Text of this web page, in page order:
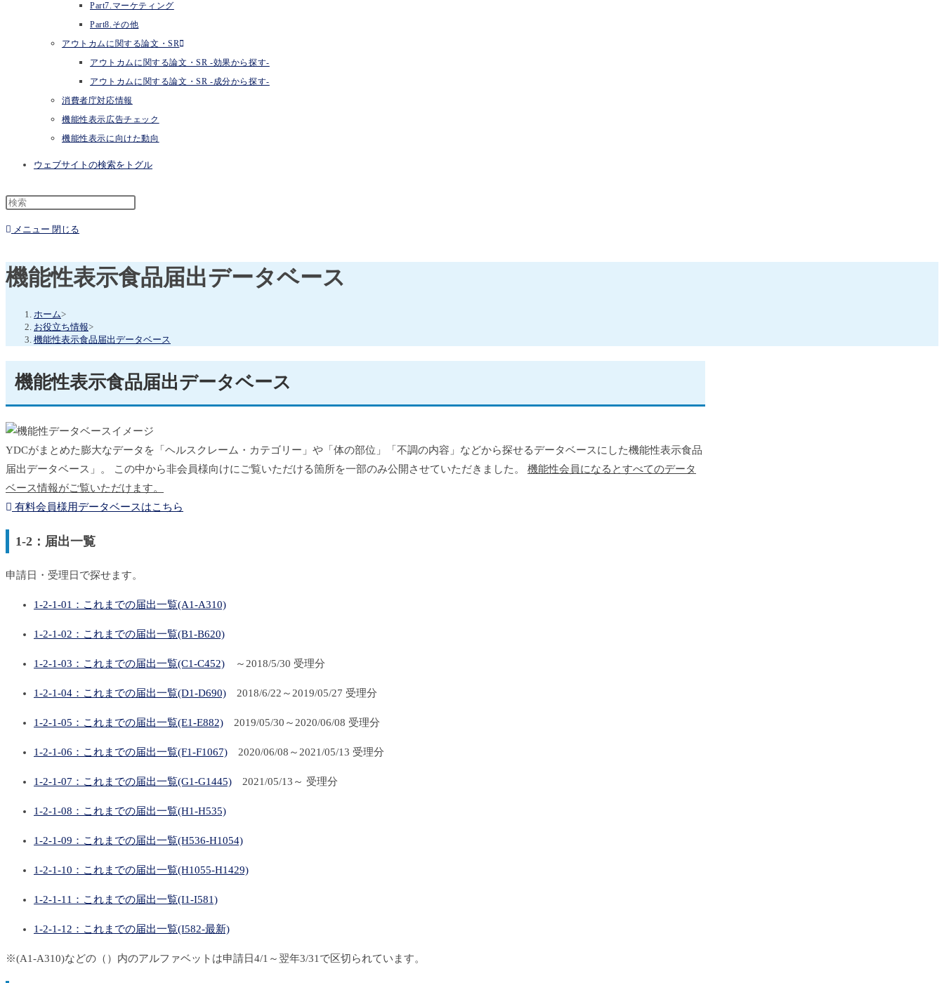
Part7.マーケティング
Part8.その他
アウトカムに関する論文・SR
アウトカムに関する論文・SR -効果から探す-
アウトカムに関する論文・SR -成分から探す-
消費者庁対応情報
機能性表示広告チェック
機能性表示に向けた動向
ウェブサイトの検索をトグル
メニュー 閉じる
機能性表示食品届出データベース
ホーム>
お役立ち情報>
機能性表示食品届出データベース
機能性表示食品届出データベース
YDCがまとめた膨大なデータを「ヘルスクレーム・カテゴリー」や「体の部位」「不調の内容」などから探せるデータベースにした機能性表示食品
届出データベース」。 この中から非会員様向けにご覧いただける箇所を一部のみ公開させていただきました。 機能性会員になるとすべてのデータ
ベース情報がご覧いただけます。
有料会員様用データベースはこちら
1-2：届出一覧
申請日・受理日で探せます。
1-2-1-01：これまでの届出一覧(A1-A310)
1-2-1-02：これまでの届出一覧(B1-B620)
1-2-1-03：これまでの届出一覧(C1-C452) ～2018/5/30 受理分
1-2-1-04：これまでの届出一覧(D1-D690) 2018/6/22～2019/05/27 受理分
1-2-1-05：これまでの届出一覧(E1-E882) 2019/05/30～2020/06/08 受理分
1-2-1-06：これまでの届出一覧(F1-F1067) 2020/06/08～2021/05/13 受理分
1-2-1-07：これまでの届出一覧(G1-G1445) 2021/05/13～ 受理分
1-2-1-08：これまでの届出一覧(H1-H535)
1-2-1-09：これまでの届出一覧(H536-H1054)
1-2-1-10：これまでの届出一覧(H1055-H1429)
1-2-1-11：これまでの届出一覧(I1-I581)
1-2-1-12：これまでの届出一覧(I582-最新)
※(A1-A310)などの（）内のアルファベットは申請日4/1～翌年3/31で区切られています。